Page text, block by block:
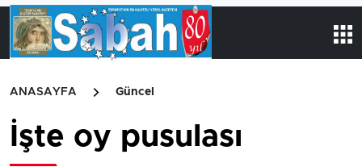
ANASAYFA Güncel
İşte oy pusulası